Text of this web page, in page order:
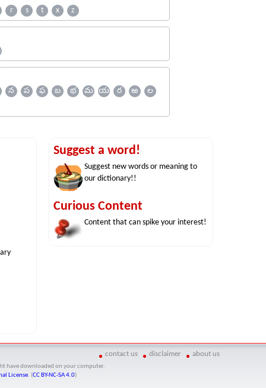
r s t x z
న ప ఫ బ భ మ య ర ఱ
ల
Suggest a word!
Suggest new words or meaning to
our dictionary!!
Curious Content
Content that can spike your interest!
contact us disclaimer about us
have downloaded on your computer.
License. (CC BY-NC-SA 4.0)